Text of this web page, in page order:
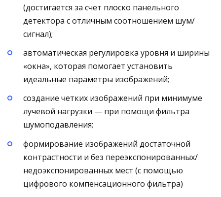
(достигается за счет плоско панельного
детектора с отличным соотношением шум/
сигнал);
автоматическая регулировка уровня и ширины
«окна», которая помогает установить
идеальные параметры изображений;
создание четких изображений при минимуме
лучевой нагрузки — при помощи фильтра
шумоподавления;
формирование изображений достаточной
контрастности и без переэкспонированных/
недоэкспонированных мест (с помощью
цифрового компенсационного фильтра)